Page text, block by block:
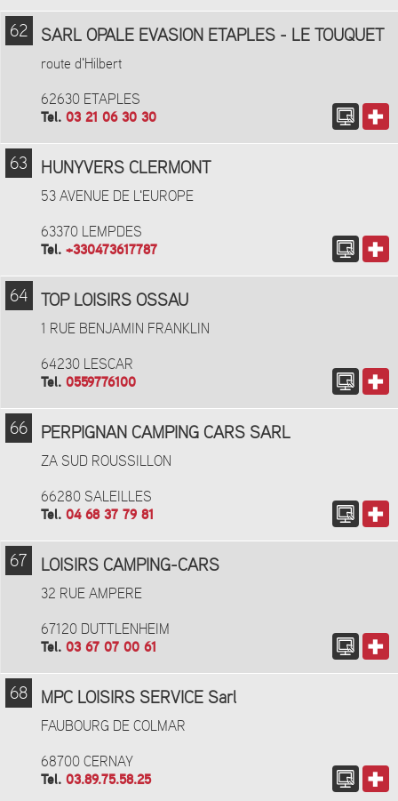
62 SARL OPALE EVASION ETAPLES - LE TOUQUET
route d'Hilbert
62630 ETAPLES
Tel. 03 21 06 30 30
63 HUNYVERS CLERMONT
53 AVENUE DE L'EUROPE
63370 LEMPDES
Tel. +330473617787
64 TOP LOISIRS OSSAU
1 RUE BENJAMIN FRANKLIN
64230 LESCAR
Tel. 0559776100
66 PERPIGNAN CAMPING CARS SARL
ZA SUD ROUSSILLON
66280 SALEILLES
Tel. 04 68 37 79 81
67 LOISIRS CAMPING-CARS
32 RUE AMPERE
67120 DUTTLENHEIM
Tel. 03 67 07 00 61
68 MPC LOISIRS SERVICE Sarl
FAUBOURG DE COLMAR
68700 CERNAY
Tel. 03.89.75.58.25